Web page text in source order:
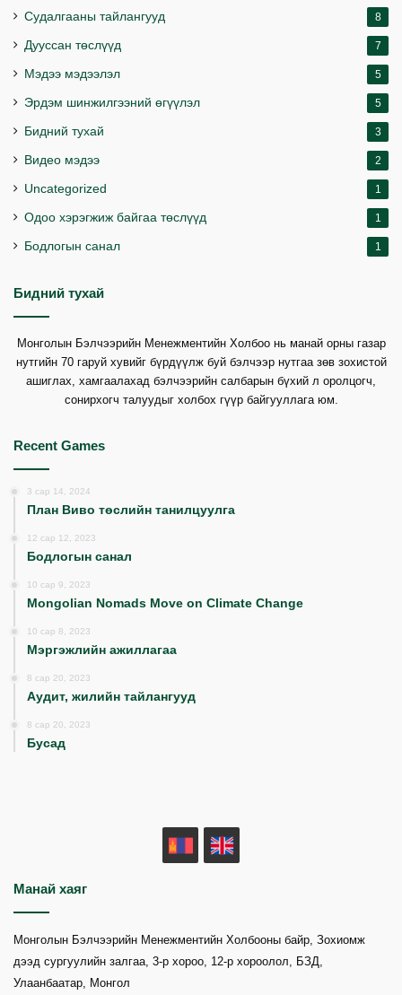
Судалгааны тайлангууд 8
Дууссан төслүүд 7
Мэдээ мэдээлэл 5
Эрдэм шинжилгээний өгүүлэл 5
Бидний тухай 3
Видео мэдээ 2
Uncategorized 1
Одоо хэрэгжиж байгаа төслүүд 1
Бодлогын санал 1
Бидний тухай
Монголын Бэлчээрийн Менежментийн Холбоо нь манай орны газар
нутгийн 70 гаруй хувийг бүрдүүлж буй бэлчээр нутгаа зөв зохистой
ашиглах, хамгаалахад бэлчээрийн салбарын бүхий л оролцогч,
сонирхогч талуудыг холбох гүүр байгууллага юм.
Recent Games
3 сар 14, 2024
План Виво төслийн танилцуулга
12 сар 12, 2023
Бодлогын санал
10 сар 9, 2023
Mongolian Nomads Move on Climate Change
10 сар 8, 2023
Мэргэжлийн ажиллагаа
8 сар 20, 2023
Аудит, жилийн тайлангууд
8 сар 20, 2023
Бусад
MN
Манай хаяг
Монголын Бэлчээрийн Менежментийн Холбооны байр, Зохиомж
дээд сургуулийн залгаа, 3-р хороо, 12-р хороолол, БЗД,
Улаанбаатар, Монгол